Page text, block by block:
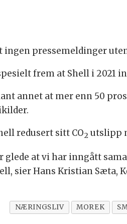
ingen pressemeldinger
frem at Shell i 2021
annet at mer enn 50
redusert sitt CO2 utslipp
glede at vi har inngått
sier Hans Kristian Sæta,
NÆRINGSLIV MOREK